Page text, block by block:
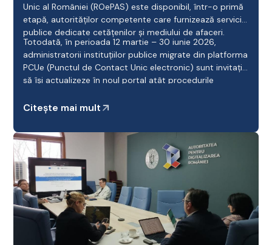
Unic al României (ROePAS) este disponibil, într-o primă
etapă, autorităților competente care furnizează servicii
publice dedicate cetățenilor și mediului de afaceri.
Totodată, în perioada 12 martie – 30 iunie 2026,
administratorii instituțiilor publice migrate din platforma
PCUe (Punctul de Contact Unic electronic) sunt invitați
să își actualizeze în noul portal atât procedurile
desemnate cu rol de operator.
Citește mai mult